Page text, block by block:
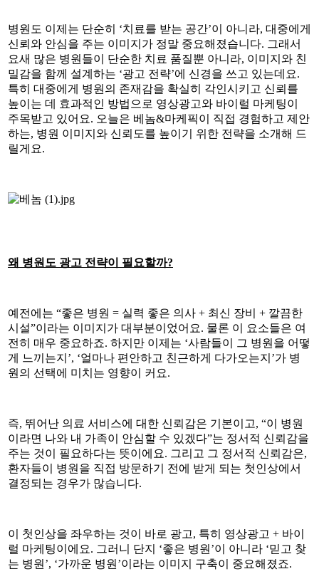
병원도 이제는 단순히 ‘치료를 받는 공간’이 아니라, 대중에게
신뢰와 안심을 주는 이미지가 정말 중요해졌습니다. 그래서
요새 많은 병원들이 단순한 치료 품질뿐 아니라, 이미지와 친
밀감을 함께 설계하는 ‘광고 전략’에 신경을 쓰고 있는데요.
특히 대중에게 병원의 존재감을 확실히 각인시키고 신뢰를
높이는 데 효과적인 방법으로 영상광고와 바이럴 마케팅이
주목받고 있어요. 오늘은 베놈&마케픽이 직접 경험하고 제안
하는, 병원 이미지와 신뢰도를 높이기 위한 전략을 소개해 드
릴게요.
왜 병원도 광고 전략이 필요할까?
예전에는 “좋은 병원 = 실력 좋은 의사 + 최신 장비 + 깔끔한
시설”이라는 이미지가 대부분이었어요. 물론 이 요소들은 여
전히 매우 중요하죠. 하지만 이제는 ‘사람들이 그 병원을 어떻
게 느끼는지’, ‘얼마나 편안하고 친근하게 다가오는지’가 병
원의 선택에 미치는 영향이 커요.
즉, 뛰어난 의료 서비스에 대한 신뢰감은 기본이고, “이 병원
이라면 나와 내 가족이 안심할 수 있겠다”는 정서적 신뢰감을
주는 것이 필요하다는 뜻이에요. 그리고 그 정서적 신뢰감은,
환자들이 병원을 직접 방문하기 전에 받게 되는 첫인상에서
결정되는 경우가 많습니다.
이 첫인상을 좌우하는 것이 바로 광고, 특히 영상광고 + 바이
럴 마케팅이에요. 그러니 단지 ‘좋은 병원’이 아니라 ‘믿고 찾
는 병원’, ‘가까운 병원’이라는 이미지 구축이 중요해졌죠.